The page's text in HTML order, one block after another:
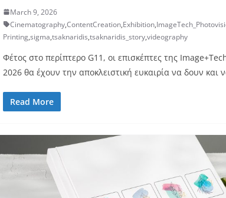
March 9, 2026
Cinematography,ContentCreation,Exhibition,
Printing,sigma,tsaknaridis,tsaknaridis_story,videography
Φέτος στο περίπτερο G11, οι επισκέπτες της
2026 θα έχουν την αποκλειστική ευκαιρία να δουν και
Read More